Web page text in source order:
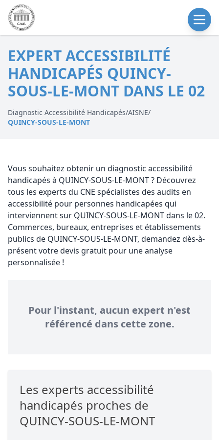
EXPERT ACCESSIBILITÉ
HANDICAPÉS QUINCY-
SOUS-LE-MONT DANS LE 02
Diagnostic Accessibilité Handicapés/AISNE/
QUINCY-SOUS-LE-MONT
Vous souhaitez obtenir un diagnostic accessibilité
handicapés à QUINCY-SOUS-LE-MONT ? Découvrez
tous les experts du CNE spécialistes des audits en
accessibilité pour personnes handicapées qui
interviennent sur QUINCY-SOUS-LE-MONT dans le 02.
Commerces, bureaux, entreprises et établissements
publics de QUINCY-SOUS-LE-MONT, demandez dès-à-
présent votre devis gratuit pour une analyse
personnalisée !
Pour l'instant, aucun expert n'est
référencé dans cette zone.
Les experts accessibilité
handicapés proches de
QUINCY-SOUS-LE-MONT